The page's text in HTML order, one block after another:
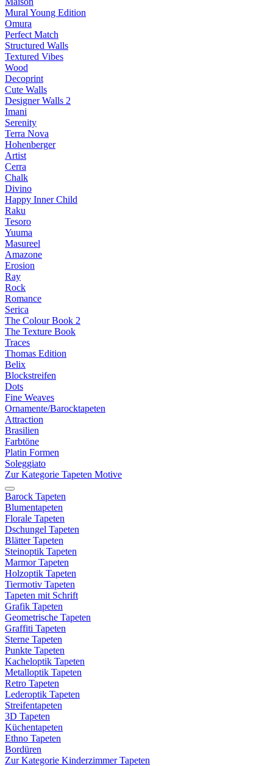
Mural Young Edition
Omura
Perfect Match
Structured Walls
Textured Vibes
Wood
Decoprint
Cute Walls
Designer Walls 2
Imani
Serenity
Terra Nova
Hohenberger
Artist
Cerra
Chalk
Divino
Happy Inner Child
Raku
Tesoro
Yuuma
Masureel
Amazone
Erosion
Ray
Rock
Romance
Serica
The Colour Book 2
The Texture Book
Traces
Thomas Edition
Belix
Blockstreifen
Dots
Fine Weaves
Ornamente/Barocktapeten
Attraction
Brasilien
Farbtöne
Platin Formen
Soleggiato
Zur Kategorie Tapeten Motive
Barock Tapeten
Blumentapeten
Florale Tapeten
Dschungel Tapeten
Blätter Tapeten
Steinoptik Tapeten
Marmor Tapeten
Holzoptik Tapeten
Tiermotiv Tapeten
Tapeten mit Schrift
Grafik Tapeten
Geometrische Tapeten
Graffiti Tapeten
Sterne Tapeten
Punkte Tapeten
Kacheloptik Tapeten
Metalloptik Tapeten
Retro Tapeten
Lederoptik Tapeten
Streifentapeten
3D Tapeten
Küchentapeten
Ethno Tapeten
Bordüren
Zur Kategorie Kinderzimmer Tapeten